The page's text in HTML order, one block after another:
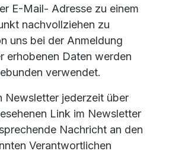
E-Mail- Adresse zu einem
nachvollziehen zu
uns bei der Anmeldung
erhobenen Daten werden
verwendet.
Newsletter jederzeit über
Link im Newsletter
Nachricht an den
Verantwortlichen